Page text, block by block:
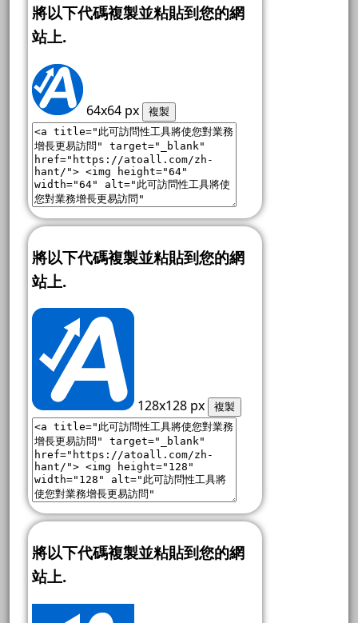
將以下代碼複製並粘貼到您的網
站上.
64x64 px 複製
將以下代碼複製並粘貼到您的網
站上.
128x128 px 複製
將以下代碼複製並粘貼到您的網
站上.